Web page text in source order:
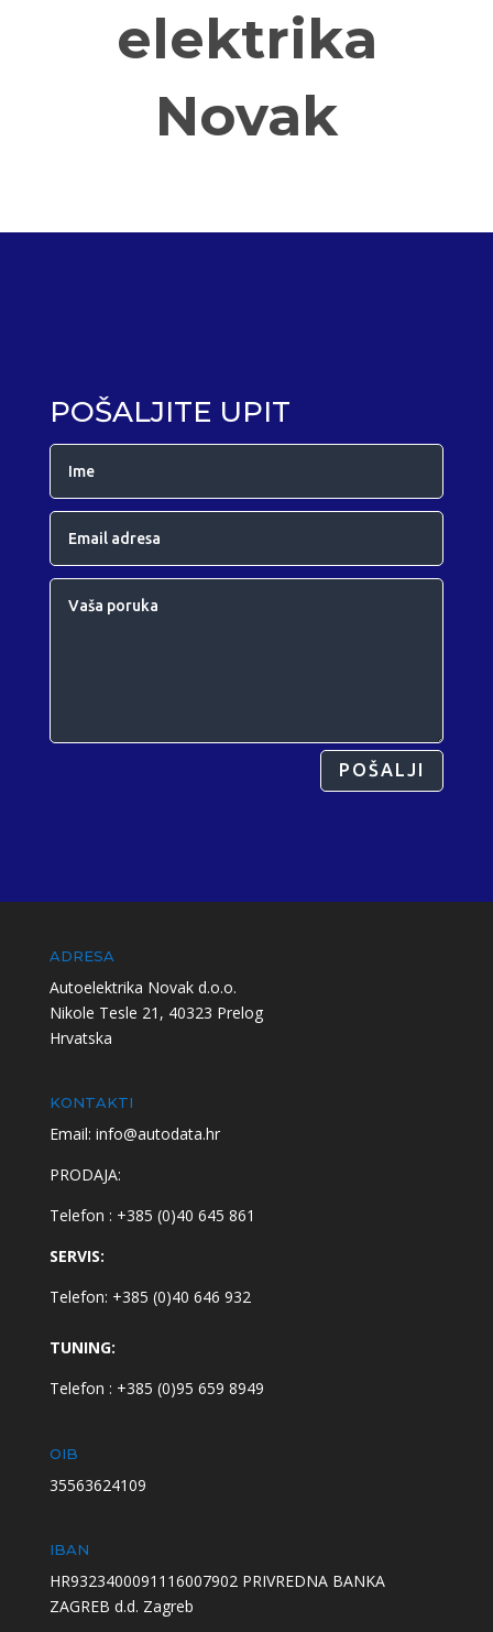
elektrika
Novak
POŠALJITE UPIT
POŠALJI
ADRESA
Autoelektrika Novak d.o.o.
Nikole Tesle 21, 40323 Prelog
Hrvatska
KONTAKTI
Email: info@autodata.hr
PRODAJA:
Telefon : +385 (0)40 645 861
SERVIS:
Telefon: +385 (0)40 646 932
TUNING:
Telefon : +385 (0)95 659 8949
OIB
35563624109
IBAN
HR9323400091116007902 PRIVREDNA BANKA
ZAGREB d.d. Zagreb